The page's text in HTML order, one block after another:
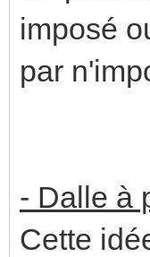
imposé
par
- Dalle à
Cette